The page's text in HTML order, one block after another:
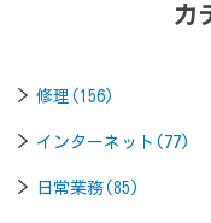
カ
修理(156)
インターネット(77)
日常業務(85)